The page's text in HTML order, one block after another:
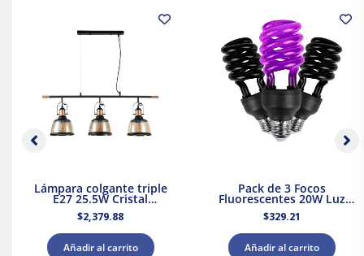
Lámpara colgante triple
E27 25.5W Cristal
Negro/Dorado Tecnolite
$2,379.88
Añadir al carrito
Pack de 3 Focos
Fluorescentes 20W Luz
Negra Base E27 Tecnolite
$329.21
Añadir al carrito